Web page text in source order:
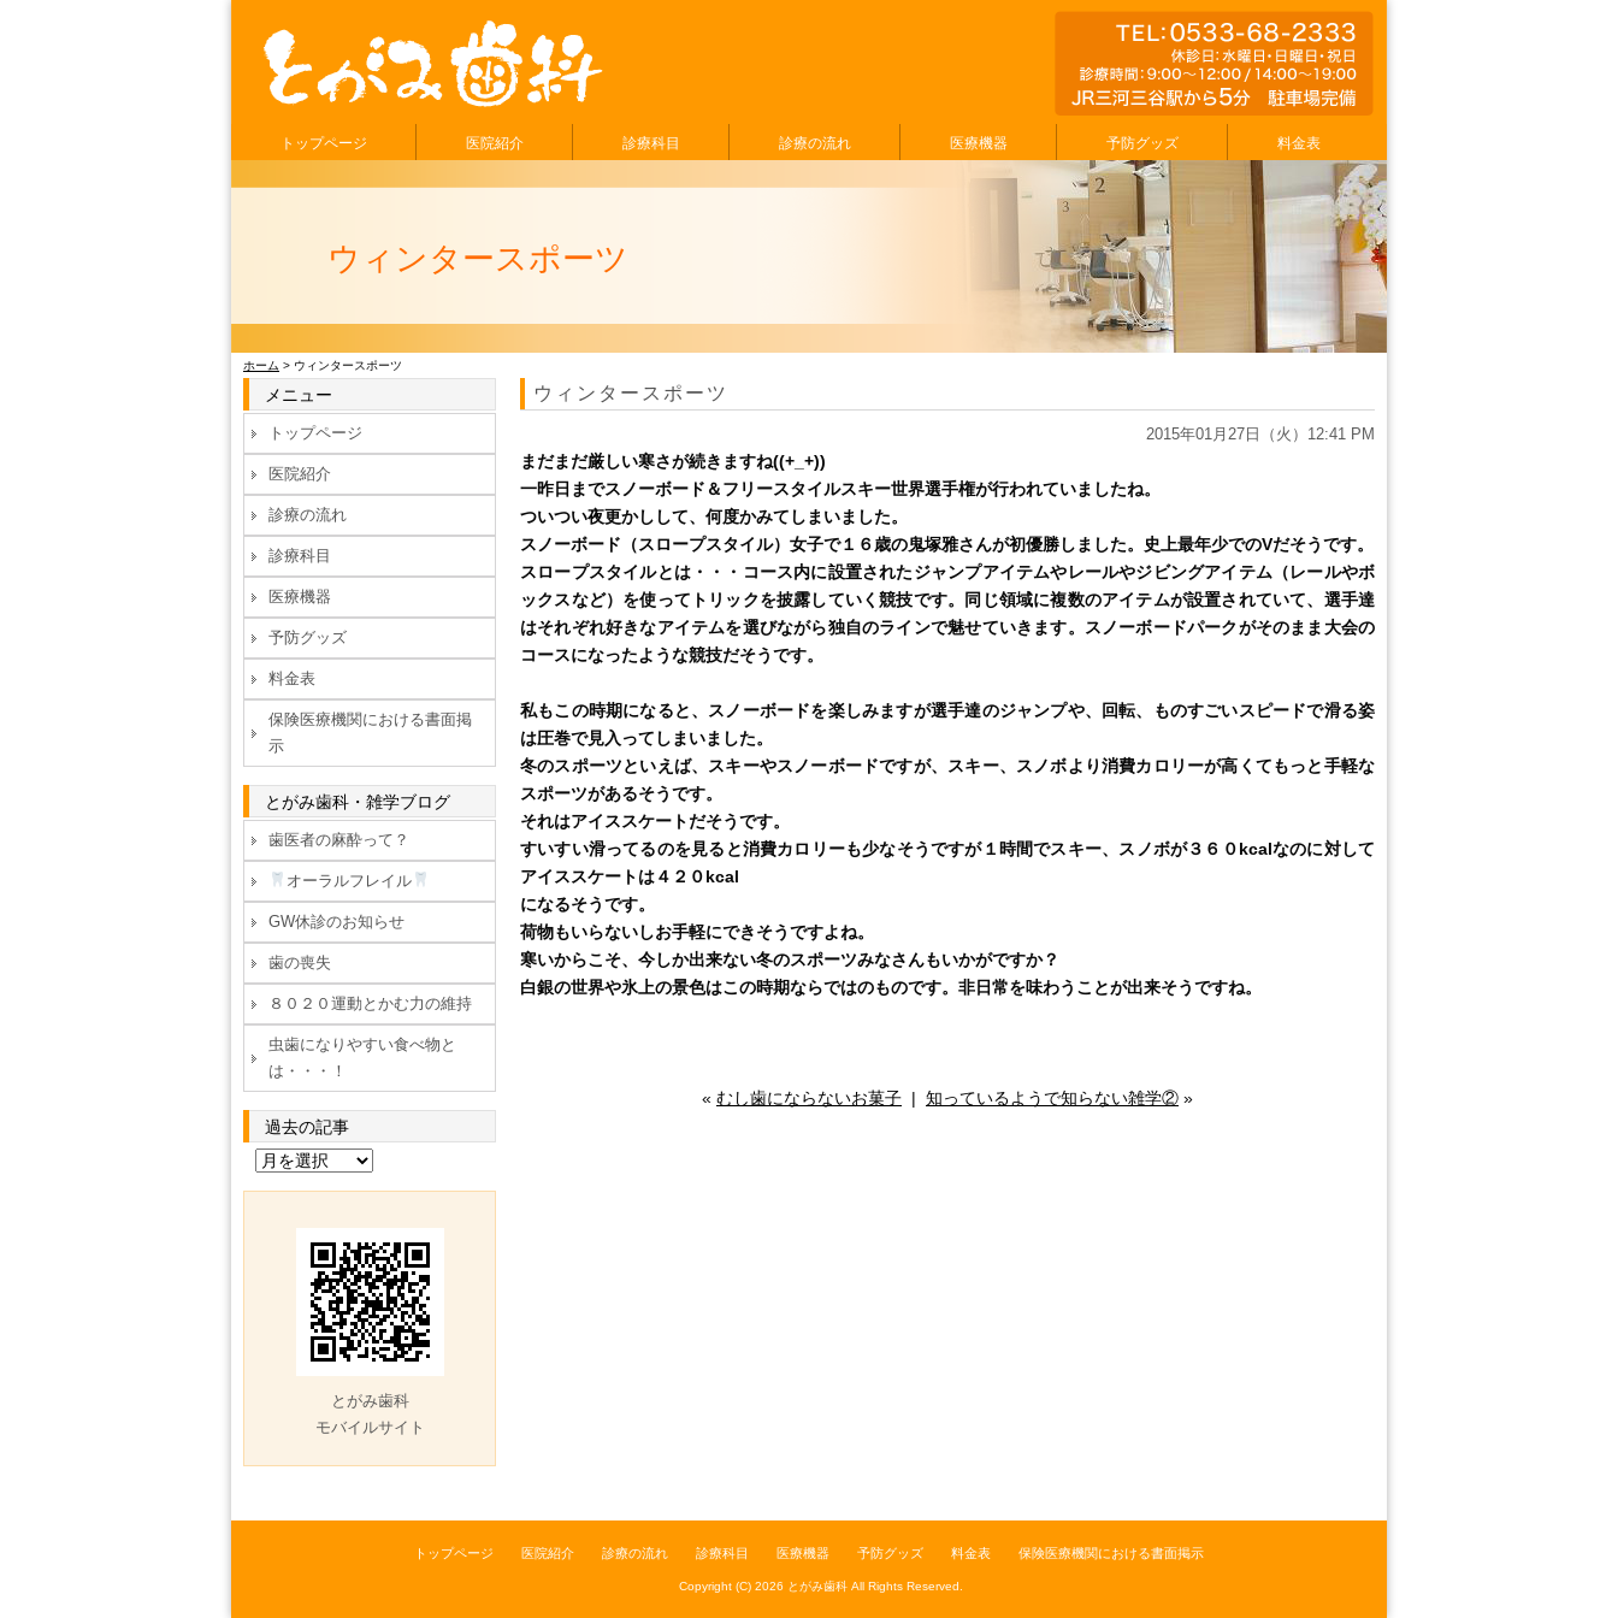
トップページ 医院紹介 診療科目 診療の流れ 医療機器 予防グッズ 料金表
ウィンタースポーツ
ホーム > ウィンタースポーツ
ウィンタースポーツ
2015年01月27日（火）12:41 PM
まだまだ厳しい寒さが続きますね((+_+))
一昨日までスノーボード＆フリースタイルスキー世界選手権が行われていましたね。
ついつい夜更かしして、何度かみてしまいました。
スノーボード（スロープスタイル）女子で１６歳の鬼塚雅さんが初優勝しました。史上最年少でのVだそうです。
スロープスタイルとは・・・コース内に設置されたジャンプアイテムやレールやジビングアイテム（レールやボ
ックスなど）を使ってトリックを披露していく競技です。同じ領域に複数のアイテムが設置されていて、選手達
はそれぞれ好きなアイテムを選びながら独自のラインで魅せていきます。スノーボードパークがそのまま大会の
コースになったような競技だそうです。
私もこの時期になると、スノーボードを楽しみますが選手達のジャンプや、回転、ものすごいスピードで滑る姿
は圧巻で見入ってしまいました。
冬のスポーツといえば、スキーやスノーボードですが、スキー、スノボより消費カロリーが高くてもっと手軽な
スポーツがあるそうです。
それはアイススケートだそうです。
すいすい滑ってるのを見ると消費カロリーも少なそうですが１時間でスキー、スノボが３６０kcalなのに対して
アイススケートは４２０kcal
になるそうです。
荷物もいらないしお手軽にできそうですよね。
寒いからこそ、今しか出来ない冬のスポーツみなさんもいかがですか？
白銀の世界や氷上の景色はこの時期ならではのものです。非日常を味わうことが出来そうですね。
« むし歯にならないお菓子 | 知っているようで知らない雑学② »
メニュー
トップページ
医院紹介
診療の流れ
診療科目
医療機器
予防グッズ
料金表
保険医療機関における書面掲
示
とがみ歯科・雑学ブログ
歯医者の麻酔って？
オーラルフレイル
GW休診のお知らせ
歯の喪失
８０２０運動とかむ力の維持
虫歯になりやすい食べ物と
は・・・！
過去の記事
とがみ歯科
モバイルサイト
トップページ 医院紹介 診療の流れ 診療科目 医療機器 予防グッズ 料金表 保険医療機関における書面掲示
Copyright (C) 2026 とがみ歯科 All Rights Reserved.